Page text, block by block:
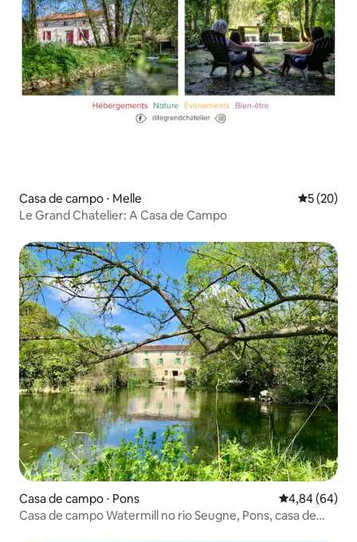
Casa de campo ⋅ Melle 5 de uma
5 (20)
Le Grand Chatelier: A Casa de Campo
Casa de campo ⋅ Pons 4,84 de uma
4,84 (64)
Casa de campo Watermill no rio Seugne, Pons, casa de